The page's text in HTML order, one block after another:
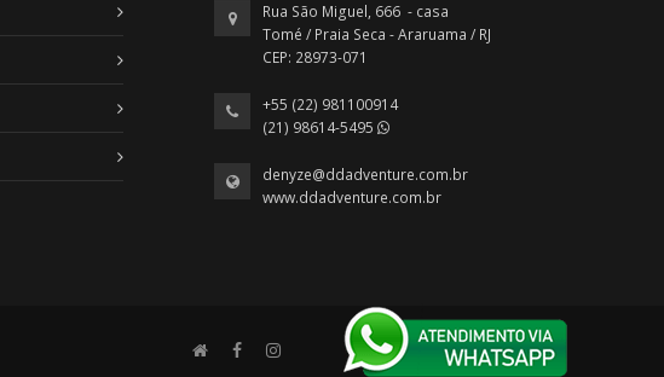
Rua São Miguel, 666 - casa
Tomé / Praia Seca - Araruama / RJ
CEP: 28973-071
+55 (22) 981100914
(21) 98614-5495
denyze@ddadventure.com.br
www.ddadventure.com.br